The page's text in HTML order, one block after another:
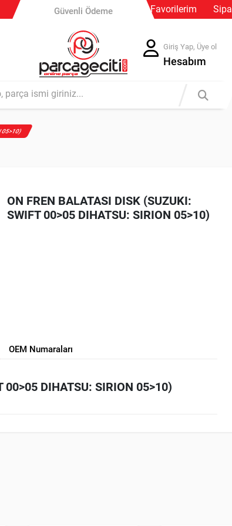
Güvenli Ödeme
Ücretsiz İade
Favorilerim
Giriş Yap, Üye ol
Hesabım
05>10)
ON FREN BALATASI DISK (SUZUKI:
SWIFT 00>05 DIHATSU: SIRION 05>10)
OEM Numaraları
00>05 DIHATSU: SIRION 05>10)